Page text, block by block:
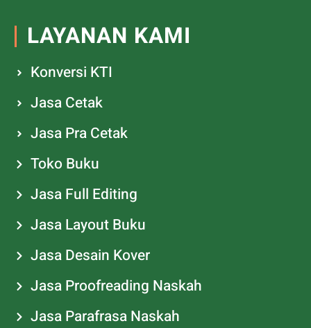
LAYANAN KAMI
Konversi KTI
Jasa Cetak
Jasa Pra Cetak
Toko Buku
Jasa Full Editing
Jasa Layout Buku
Jasa Desain Kover
Jasa Proofreading Naskah
Jasa Parafrasa Naskah